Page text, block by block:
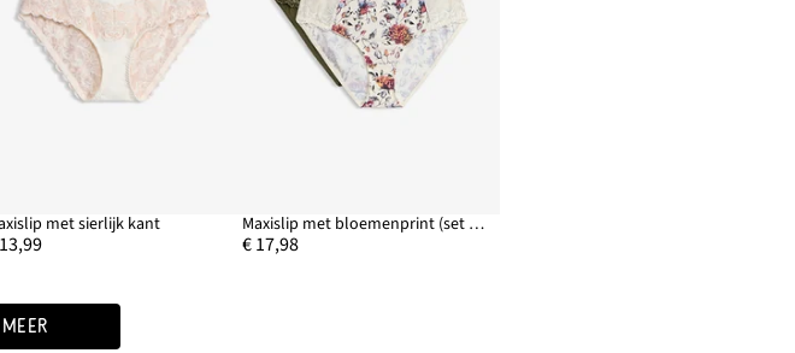
met sierlijk kant Maxislip met bloemenprint (set van 2)
€ 17,98